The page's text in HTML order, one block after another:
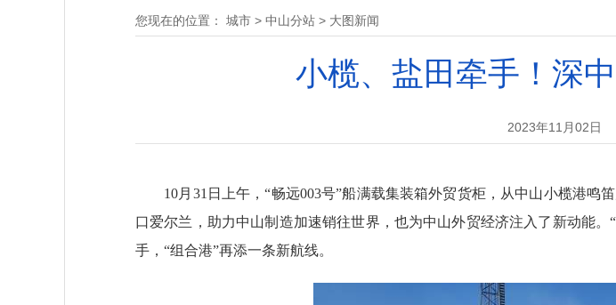
您现在的位置： 城市 > 中山分站 > 大图新闻
小榄、盐田牵手！深
2023年11月02日
10月31日上午，“畅远003号”船满载集装箱外贸货柜，从中山小榄港鸣
口爱尔兰，助力中山制造加速销往世界，也为中山外贸经济注入了新动能
手，“组合港”再添一条新航线。